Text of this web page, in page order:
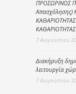
ΠΡΟΣΩΡΙΝΟΣ
Απασχόλησης)
7 Αυγούστου
Διακήρυξη
λειτουργία
7 Αυγούστου